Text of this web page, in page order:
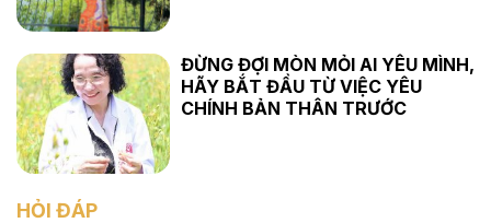
ĐỪNG ĐỢI MÒN MỎI AI YÊU MÌNH,
HÃY BẮT ĐẦU TỪ VIỆC YÊU
CHÍNH BẢN THÂN TRƯỚC
HỎI ĐÁP